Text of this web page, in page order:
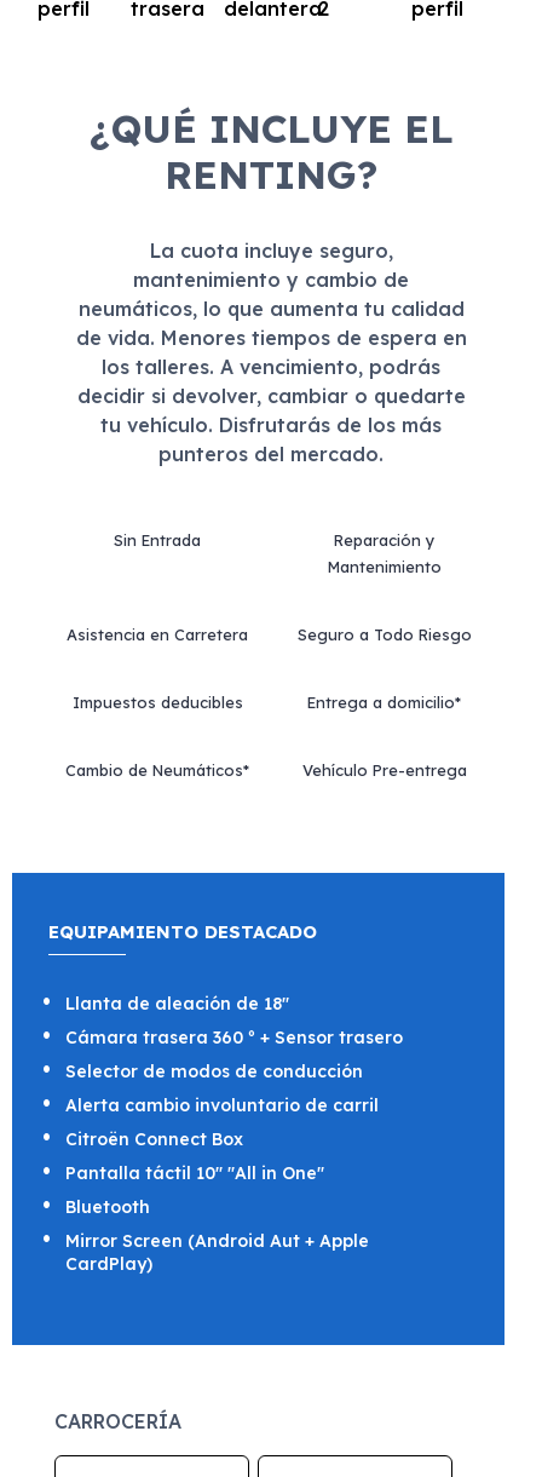
¿QUÉ INCLUYE EL
RENTING?
La cuota incluye seguro,
mantenimiento y cambio de
neumáticos, lo que aumenta tu calidad
de vida. Menores tiempos de espera en
los talleres. A vencimiento, podrás
decidir si devolver, cambiar o quedarte
tu vehículo. Disfrutarás de los más
punteros del mercado.
Sin Entrada
Reparación y
Mantenimiento
Asistencia en Carretera Seguro a Todo Riesgo
Impuestos deducibles Entrega a domicilio*
Cambio de Neumáticos* Vehículo Pre-entrega
EQUIPAMIENTO DESTACADO
Llanta de aleación de 18"
Cámara trasera 360 º + Sensor trasero
Selector de modos de conducción
Alerta cambio involuntario de carril
Citroën Connect Box
Pantalla táctil 10" "All in One"
Bluetooth
Mirror Screen (Android Aut + Apple
CardPlay)
CARROCERÍA